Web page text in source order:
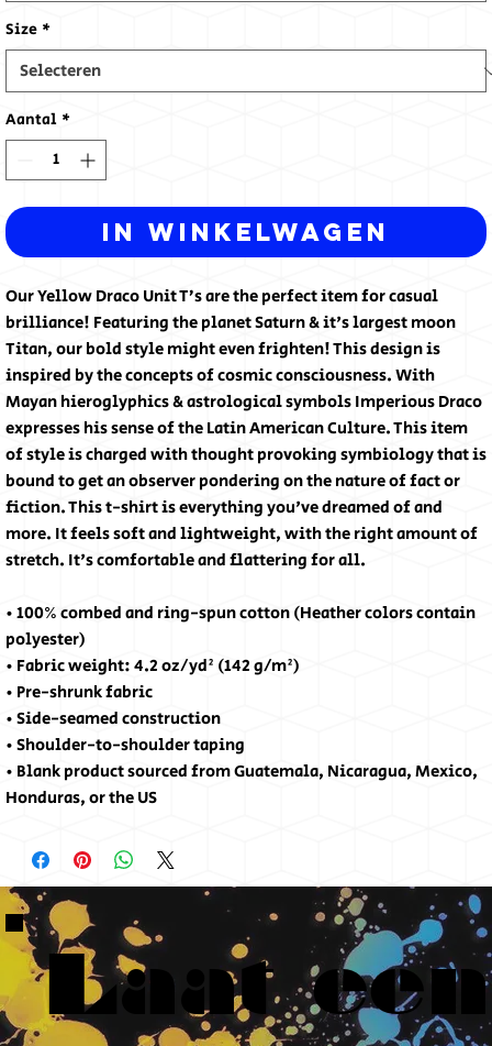
Size *
Aantal *
In winkelwagen
Our Yellow Draco Unit T’s are the perfect item for casual
brilliance! Featuring the planet Saturn & it's largest moon
Titan, our bold style might even frighten! This design is
inspired by the concepts of cosmic consciousness. With
Mayan hieroglyphics & astrological symbols Imperious Draco
expresses his sense of the Latin American Culture. This item
of style is charged with thought provoking symbiology that is
bound to get an observer pondering on the nature of fact or
fiction. This t-shirt is everything you've dreamed of and
more. It feels soft and lightweight, with the right amount of
stretch. It's comfortable and flattering for all.
• 100% combed and ring-spun cotton (Heather colors contain
polyester)
• Fabric weight: 4.2 oz/yd² (142 g/m²)
• Pre-shrunk fabric
• Side-seamed construction
• Shoulder-to-shoulder taping
• Blank product sourced from Guatemala, Nicaragua, Mexico,
Honduras, or the US
Laat een